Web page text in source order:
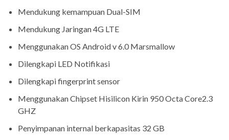
Mendukung kemampuan Dual-SIM
Mendukung Jaringan 4G LTE
Menggunakan OS Android v 6.0 Marsmallow
Dilengkapi LED Notifikasi
Dilengkapi fingerprint sensor
Menggunakan Chipset Hisilicon Kirin 950 Octa Core2.3
GHZ
Penyimpanan internal berkapasitas 32 GB